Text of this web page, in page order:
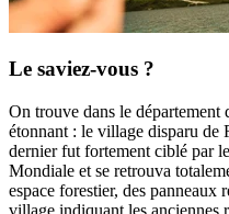
Le saviez-vous ?
On trouve dans le
étonnant : le village disparu
dernier fut fortement ciblé par
Mondiale et se retrouva
espace forestier, des